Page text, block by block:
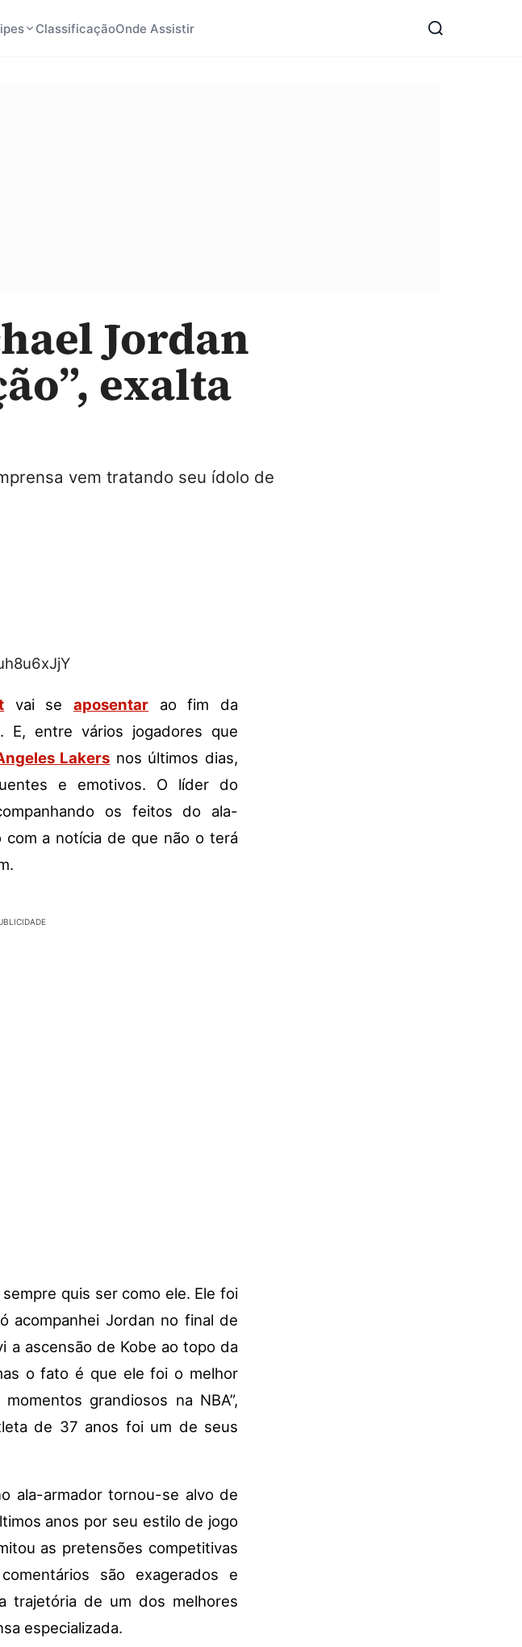
ClassificaçãoOnde Assistir
Jordan
exalta
vem tratando seu ídolo de
vai seaposentar ao fim da
E, entre vários jogadores que
Lakers nos últimos dias,
e emotivos. O líder do
os feitos do ala-
a notícia de que não o terá
quis ser como ele. Ele foi
acompanhei Jordan no final de
a ascensão de Kobe ao topo da
o fato é que ele foi o melhor
grandiosos na NBA”,
de 37 anos foi um de seus
ala-armador tornou-se alvo de
anos por seu estilo de jogo
as pretensões competitivas
são exagerados e
trajetória de um dos melhores
especializada.